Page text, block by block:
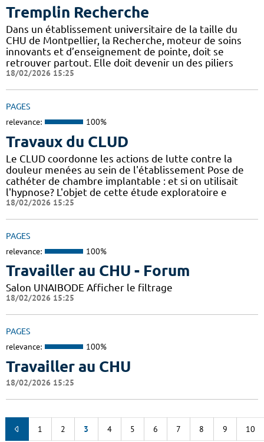
Tremplin Recherche
Dans un établissement universitaire de la taille du
CHU de Montpellier, la Recherche, moteur de soins
innovants et d’enseignement de pointe, doit se
retrouver partout. Elle doit devenir un des piliers
18/02/2026 15:25
PAGES
relevance: 100%
Travaux du CLUD
Le CLUD coordonne les actions de lutte contre la
douleur menées au sein de l'établissement Pose de
cathéter de chambre implantable : et si on utilisait
l'hypnose? L'objet de cette étude exploratoire e
18/02/2026 15:25
PAGES
relevance: 100%
Travailler au CHU - Forum
Salon UNAIBODE Afficher le filtrage
18/02/2026 15:25
PAGES
relevance: 100%
Travailler au CHU
18/02/2026 15:25
1 2 3 4 5 6 7 8 9 10